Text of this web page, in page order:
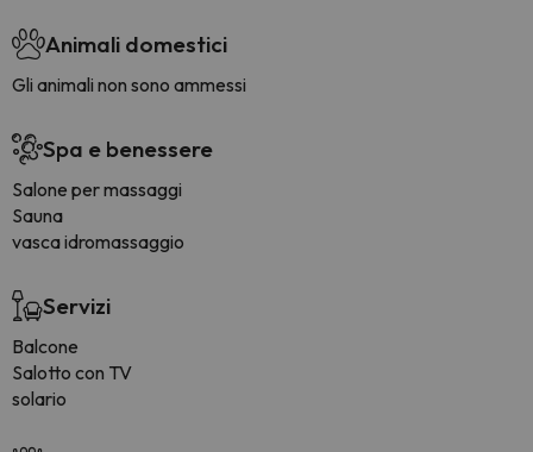
Animali domestici
Gli animali non sono ammessi
Spa e benessere
Salone per massaggi
Sauna
vasca idromassaggio
Servizi
Balcone
Salotto con TV
solario